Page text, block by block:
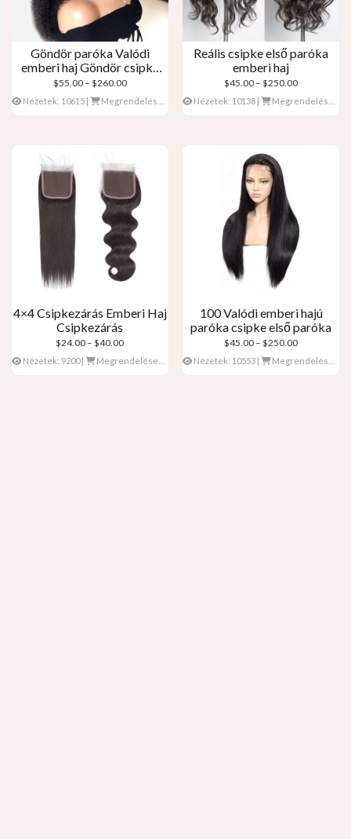
Göndör paróka Valódi
emberi haj Göndör csipke
első paróka
$55.00 – $260.00Árkategória:
$55.00
Nézetek: 10615 | Megrendelések: 0
Reális csipke első paróka
emberi haj
$45.00 – $250.00Árkategória:
$45.00
Nézetek: 10138 | Megrendelések: 0
4×4 Csipkezárás Emberi Haj
Csipkezárás
$24.00 – $40.00Árkategória:
$24.00
Nézetek: 9200| Megrendelések: 0
100 Valódi emberi hajú
paróka csipke első paróka
$45.00 – $250.00Árkategória:
$45.00
Nézetek: 10553 Megrendelések: 0